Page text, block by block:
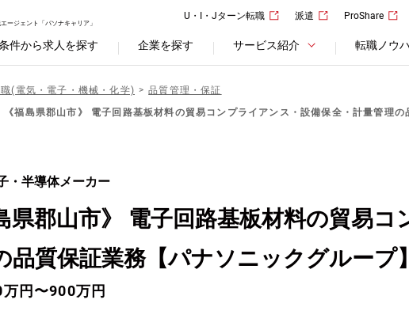
ージェント「パソナキャリア」
U・I・Jターン転職 派遣 ProShare
件から求人を探す 企業を探す サービス紹介 転職ノウ
(電気・電子・機械・化学)
品質管理・保証
《福島県郡山市》 電子回路基板材料の貿易コンプライアンス・設備保全・計量管理の
・半導体メーカー
県郡山市》 電子回路基板材料の貿易
品質保証業務【パナソニックグループ】
円〜900万円